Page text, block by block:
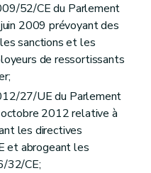
la passation des concessions
transparence
52/CE du Parlement
2009 prévoyant des
sanctions et les
de ressortissants
27/UE du Parlement
2012 relative à
les directives
et abrogeant les
32/CE;